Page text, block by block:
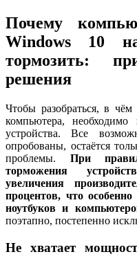
Почему
Windows 10
тормозить:
решения
Чтобы разобраться, в
компьютера, необходимо
устройства. Все
опробованы, остаётся
проблемы. При
торможения
увеличения
процентов, что
ноутбуков и
поэтапно, постепенно
Не хватает